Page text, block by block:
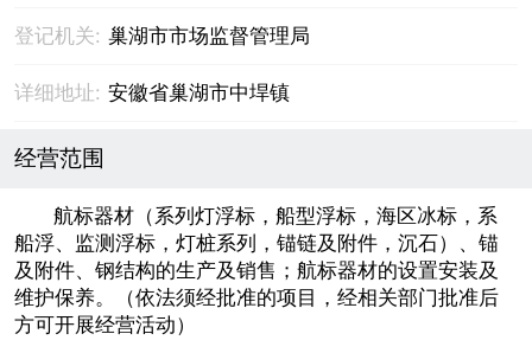
登记机关: 巢湖市市场监督管理局
详细地址: 安徽省巢湖市中垾镇
经营范围
航标器材（系列灯浮标，船型浮标，海区冰标，系
船浮、监测浮标，灯桩系列，锚链及附件，沉石）、锚
及附件、钢结构的生产及销售；航标器材的设置安装及
维护保养。（依法须经批准的项目，经相关部门批准后
方可开展经营活动）